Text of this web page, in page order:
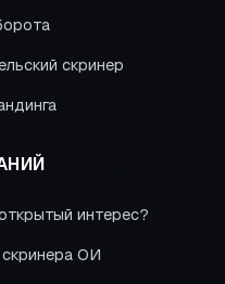
скринер
интерес?
ОИ